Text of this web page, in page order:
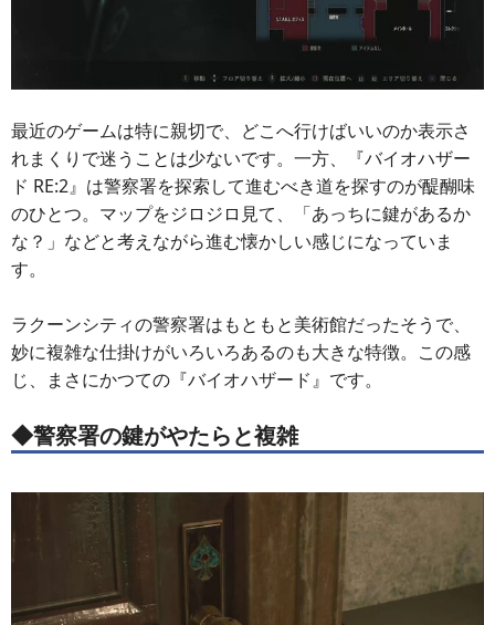
最近のゲームは特に親切で、どこへ行けばいいのか表示さ
れまくりで迷うことは少ないです。一方、『バイオハザー
ド RE:2』は警察署を探索して進むべき道を探すのが醍醐味
のひとつ。マップをジロジロ見て、「あっちに鍵があるか
な？」などと考えながら進む懐かしい感じになっていま
す。
ラクーンシティの警察署はもともと美術館だったそうで、
妙に複雑な仕掛けがいろいろあるのも大きな特徴。この感
じ、まさにかつての『バイオハザード』です。
◆警察署の鍵がやたらと複雑